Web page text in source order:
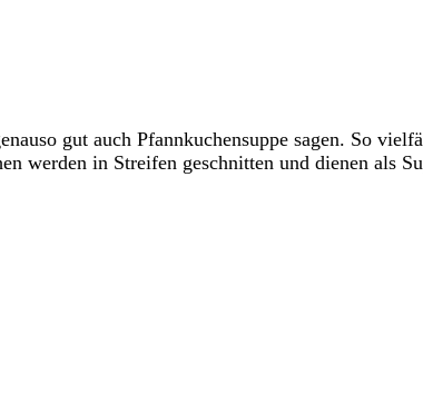
gut auch Pfannkuchensuppe sagen. So
werden in Streifen geschnitten und dienen als